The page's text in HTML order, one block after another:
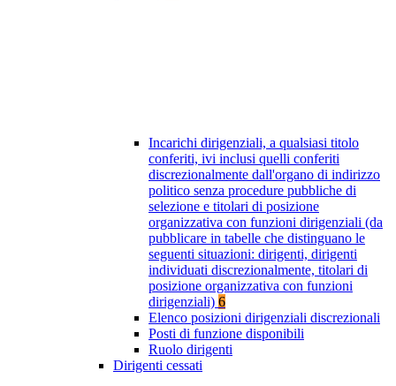
Incarichi dirigenziali, a qualsiasi titolo
conferiti, ivi inclusi quelli conferiti
discrezionalmente dall'organo di indirizzo
politico senza procedure pubbliche di
selezione e titolari di posizione
organizzativa con funzioni dirigenziali (da
pubblicare in tabelle che distinguano le
seguenti situazioni: dirigenti, dirigenti
individuati discrezionalmente, titolari di
posizione organizzativa con funzioni
dirigenziali) 6
Elenco posizioni dirigenziali discrezionali
Posti di funzione disponibili
Ruolo dirigenti
Dirigenti cessati